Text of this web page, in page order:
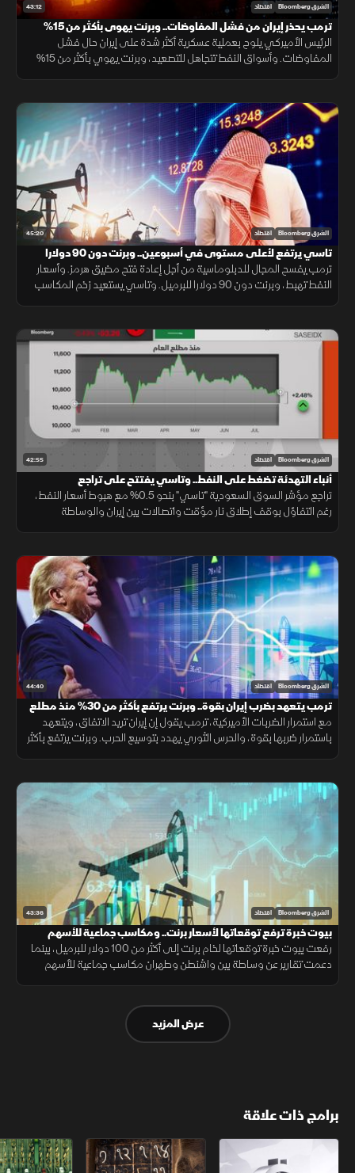
43:12 الشرق Bloomberg اقتصاد
ترمب يحذر إيران من فشل المفاوضات.. وبرنت يهوى بأكثر من 15%
الرئيس الأميركي يلوح بعملية عسكرية أكثر شدة على إيران حال فشل
المفاوضات. وأسواق النفط تتجاهل للتصعيد، وبرنت يهوي بأكثر من 15%
45:20 الشرق Bloomberg اقتصاد
تاسي يرتفع لأعلى مستوى في أسبوعين.. وبرنت دون 90 دولارا
ترمب يفسح المجال للدبلوماسية من أجل إعادة فتح مضيق هرمز. وأسعار
النفط تهبط، وبرنت دون 90 دولارا للبرميل. وتاسي يستعيد زخم المكاسب
42:55 الشرق Bloomberg اقتصاد
أنباء التهدئة تضغط على النفط.. وتاسي يفتتح على تراجع
تراجع مؤشر السوق السعودية "تاسي" بنحو 0.5% مع هبوط أسعار النفط،
رغم التفاؤل بوقف إطلاق نار مؤقت واتصالات بين إيران والوساطة
44:40 الشرق Bloomberg اقتصاد
ترمب يتعهد بضرب إيران بقوة.. وبرنت يرتفع بأكثر من 30% منذ مطلع
يوليو
مع استمرار الضربات الأميركية، ترمب يقول إن إيران تريد الاتفاق، ويتعهد
باستمرار ضربها بقوة، والحرس الثوري يهدد بتوسيع الحرب. وبرنت يرتفع بأكثر
43:36 الشرق Bloomberg اقتصاد
بيوت خبرة ترفع توقعاتها لأسعار برنت.. ومكاسب جماعية للأسهم
العالمية
رفعت بيوت خبرة توقعاتها لخام برنت إلى أكثر من 100 دولار للبرميل، بينما
دعمت تقارير عن وساطة بين واشنطن وطهران مكاسب جماعية للأسهم
عرض المزيد
برامج ذات علاقة
الأسواق الأميركية ملحمة الأرقام سلاسل